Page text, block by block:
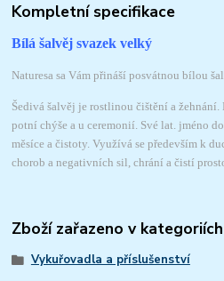
Kompletní specifikace
Bílá šalvěj svazek velký
Naturesa sa Vám přináší posvátnou bílou
Šedivá šalvěj je rostlinou čištění a
potní chýše a u ceremonií. Své lat. jméno
měsíce a čistoty. Využívá se především k
chorob a negativních sil, chrání a čistí
Zboží zařazeno v kategoriích
Vykuřovadla a příslušenství